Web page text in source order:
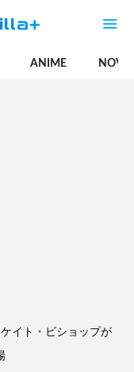
ANIME
イト・ビショップが